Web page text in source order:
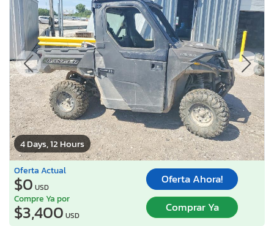
4 Days, 12 Hours
Oferta Actual
$0 USD
Oferta Ahora!
Compre Ya por
$3,400 USD
Comprar Ya